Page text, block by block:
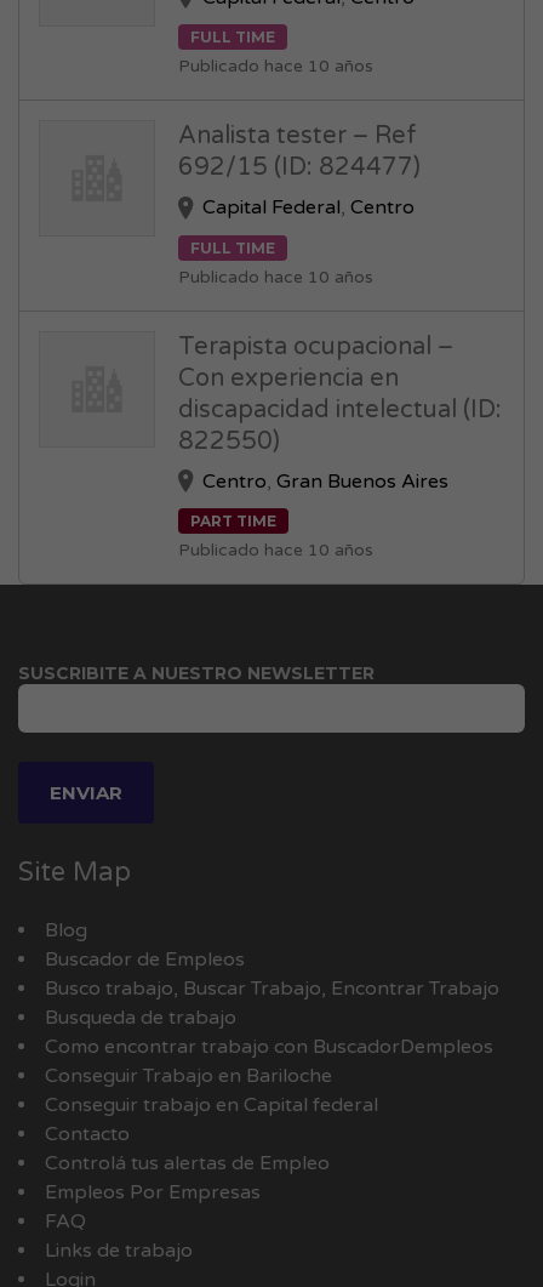
FULL TIME
Publicado hace 10 años
Analista tester – Ref
692/15 (ID: 824477)
Capital Federal,Centro
FULL TIME
Publicado hace 10 años
Terapista ocupacional –
Con experiencia en
discapacidad intelectual (ID:
822550)
Centro,Gran Buenos Aires
PART TIME
Publicado hace 10 años
SUSCRIBITE A NUESTRO NEWSLETTER
Site Map
Blog
Buscador de Empleos
Busco trabajo, Buscar Trabajo, Encontrar Trabajo
Busqueda de trabajo
Como encontrar trabajo con BuscadorDempleos
Conseguir Trabajo en Bariloche
Conseguir trabajo en Capital federal
Contacto
Controlá tus alertas de Empleo
Empleos Por Empresas
FAQ
Links de trabajo
Login